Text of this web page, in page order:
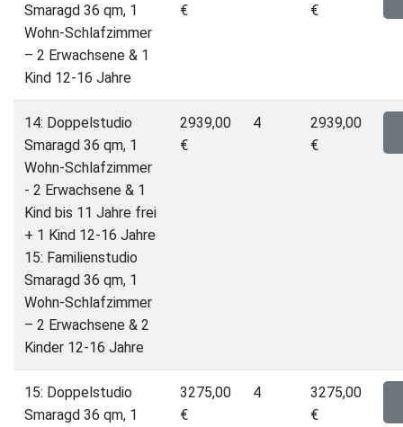
Smaragd 36 qm, 1
Wohn-Schlafzimmer
– 2 Erwachsene & 1
Kind 12-16 Jahre
€
€
14: Doppelstudio
Smaragd 36 qm, 1
Wohn-Schlafzimmer
- 2 Erwachsene & 1
Kind bis 11 Jahre frei
+ 1 Kind 12-16 Jahre
15: Familienstudio
Smaragd 36 qm, 1
Wohn-Schlafzimmer
– 2 Erwachsene & 2
Kinder 12-16 Jahre
2939,00
€
4
2939,00
€
15: Doppelstudio
Smaragd 36 qm, 1
3275,00
€
4
3275,00
€